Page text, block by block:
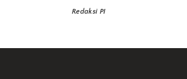
Redaksi PI